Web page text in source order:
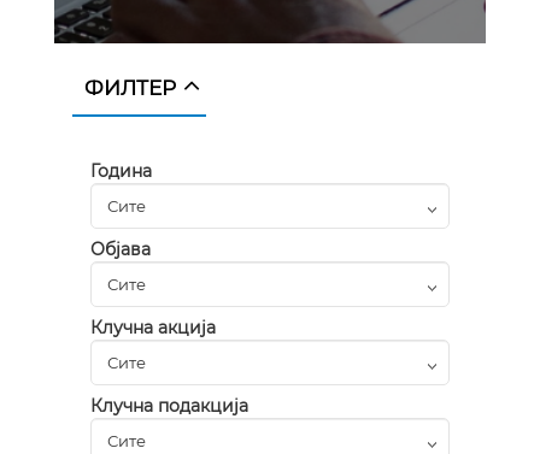
ФИЛТЕР
Година
Објава
Клучна акција
Клучна подакција